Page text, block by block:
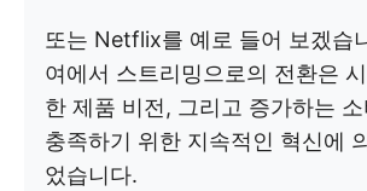
또는 Netflix를 예로 들어 보겠습
여에서 스트리밍으로의 전환은
한 제품 비전, 그리고 증가하는
충족하기 위한 지속적인 혁신에
었습니다.